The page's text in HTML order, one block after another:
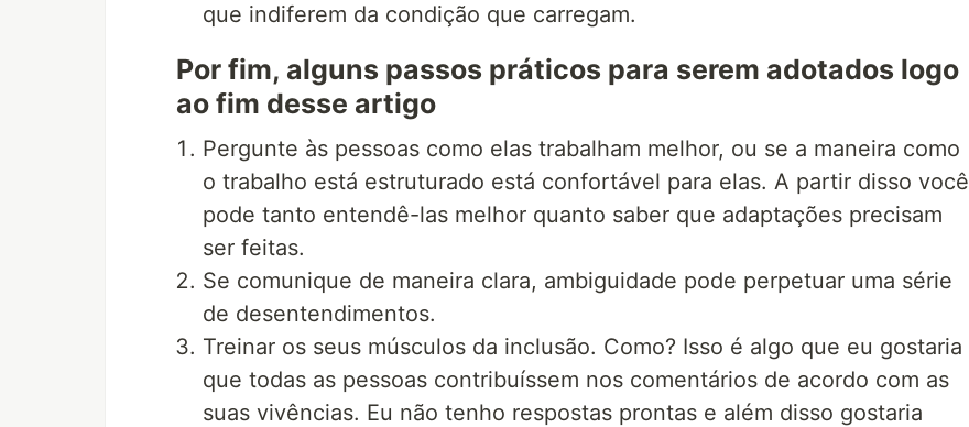
que indiferem da condição que carregam.
Por fim, alguns passos práticos para serem adotados logo
ao fim desse artigo
Pergunte às pessoas como elas trabalham melhor, ou se a maneira como
o trabalho está estruturado está confortável para elas. A partir disso você
pode tanto entendê-las melhor quanto saber que adaptações precisam
ser feitas.
Se comunique de maneira clara, ambiguidade pode perpetuar uma série
de desentendimentos.
Treinar os seus músculos da inclusão. Como? Isso é algo que eu gostaria
que todas as pessoas contribuíssem nos comentários de acordo com as
suas vivências. Eu não tenho respostas prontas e além disso gostaria